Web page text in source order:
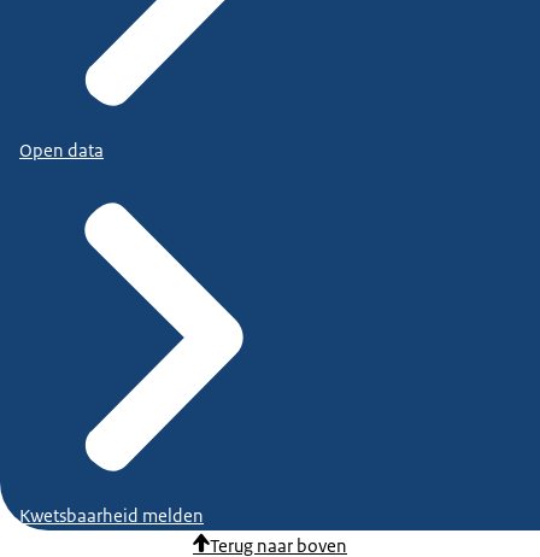
Open data
Kwetsbaarheid melden
Terug naar boven